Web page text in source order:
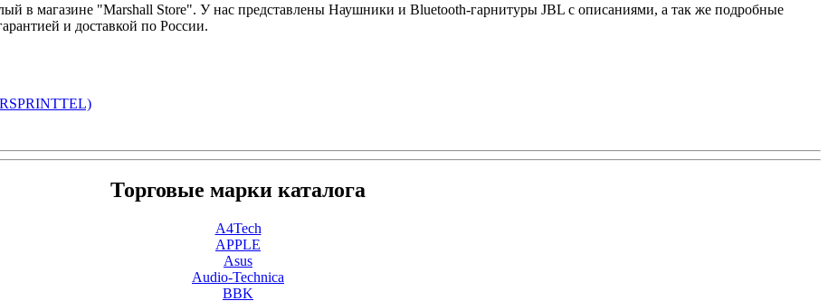
в магазине "Marshall Store". У нас представлены Наушники и Bluetooth-гарнитуры JBL с описаниями, а так же подробные
и доставкой по России.
Торговые марки каталога
A4Tech
APPLE
Asus
Audio-Technica
BBK